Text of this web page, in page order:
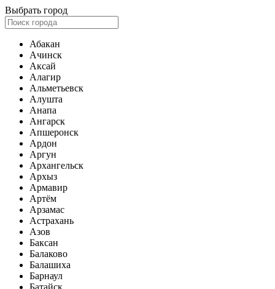
Выбрать город
Абакан
Ачинск
Аксай
Алагир
Альметьевск
Алушта
Анапа
Ангарск
Апшеронск
Ардон
Аргун
Архангельск
Архыз
Армавир
Артём
Арзамас
Астрахань
Азов
Баксан
Балаково
Балашиха
Барнаул
Батайск